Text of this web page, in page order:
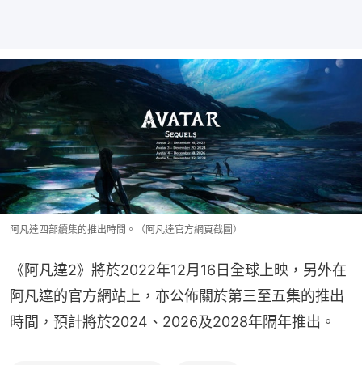
阿凡達四部續集的推出時間。（阿凡達官方網頁截圖）
《阿凡達2》將於2022年12月16日全球上映，另外在
阿凡達的官方網站上，亦公佈關於第三至五集的推出
時間，預計將於2024、2026及2028年隔年推出。